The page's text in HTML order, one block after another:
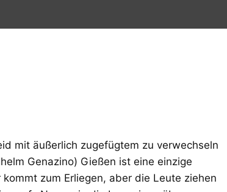
mit äußerlich zugefügtem zu verwechseln
Genazino) Gießen ist eine einzige
zum Erliegen, aber die Leute ziehen